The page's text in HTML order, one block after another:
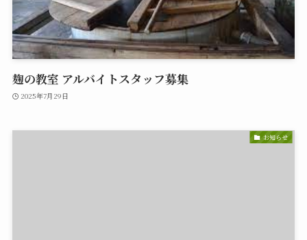
麹の教室 アルバイトスタッフ募集
2025年7月29日
お知らせ